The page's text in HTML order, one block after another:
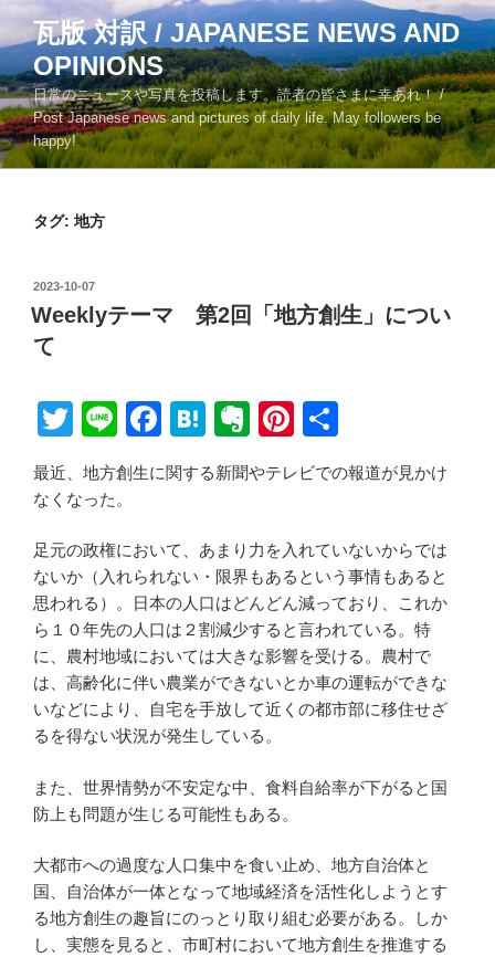
ン
ン
ツ
へ
ス
瓦版 対訳 / JAPANESE NEWS AND
OPINIONS
日常のニュースや写真を投稿します。読者の皆さまに幸あれ！ /
Post Japanese news and pictures of daily life. May followers be
happy!
タグ: 地方
投
稿
日:
2023-10-07
Weeklyテーマ 第2回「地方創生」につい
て
T
wi
tt
Li
e
F
c
b
o
o
k
H
at
e
a
E
er
ot
e
Pi
er
st
有
最近、地方創生に関する新聞やテレビでの報道が見かけ
なくなった。
足元の政権において、あまり力を入れていないからでは
ないか（入れられない・限界もあるという事情もあると
思われる）。日本の人口はどんどん減っており、これか
ら１０年先の人口は２割減少すると言われている。特
に、農村地域においては大きな影響を受ける。農村で
は、高齢化に伴い農業ができないとか車の運転ができな
いなどにより、自宅を手放して近くの都市部に移住せざ
るを得ない状況が発生している。
また、世界情勢が不安定な中、食料自給率が下がると国
防上も問題が生じる可能性もある。
大都市への過度な人口集中を食い止め、地方自治体と
国、自治体が一体となって地域経済を活性化しようとす
る地方創生の趣旨にのっとり取り組む必要がある。しか
し、実態を見ると、市町村において地方創生を推進する